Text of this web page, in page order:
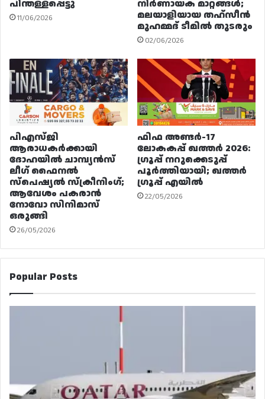
പിന്തള്ളപ്പെട്ടു
11/06/2026
നിർണായക മാറ്റങ്ങൾ;
മലയാളിയായ തഹ്സീൻ
മുഹമ്മദ് ടീമിൽ തുടരും
02/06/2026
പിഎസ്ജി
ആരാധകർക്കായി
ദോഹയിൽ ചാമ്പ്യൻസ്
ലീഗ് ഫൈനൽ
സ്പെഷ്യൽ സ്‌ക്രീനിംഗ്;
ആവേശം പകരാൻ
നോവോ സിനിമാസ്
ഒരുങ്ങി
26/05/2026
ഫിഫ അണ്ടർ-17
ലോകകപ്പ് ഖത്തർ 2026:
ഗ്രൂപ്പ് നറുക്കെടുപ്പ്
പൂർത്തിയായി; ഖത്തർ
ഗ്രൂപ്പ് എയിൽ
22/05/2026
Popular Posts